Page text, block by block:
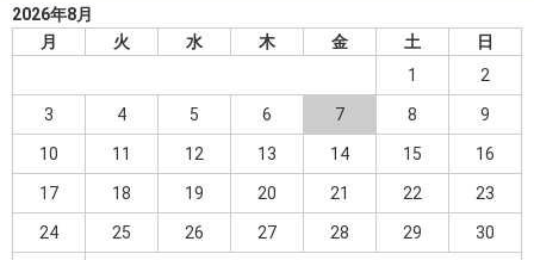
2026年8月
月
火 水 木 金 土 日
1 2
3 4 5 6 7 8 9
10 11 12 13 14 15 16
17 18 19 20 21 22 23
24 25 26 27 28 29 30